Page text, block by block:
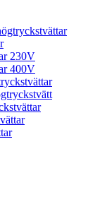
230V
400V